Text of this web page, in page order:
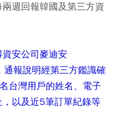
週回報韓國及第三方資
安公司麥迪安
通報說明經第三方鑑識確
台灣用戶的姓名、電子
以及近5筆訂單紀錄等